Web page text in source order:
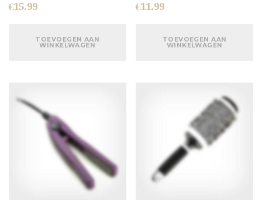
€15.99
TOEVOEGEN AAN
WINKELWAGEN
€11.99
TOEVOEGEN AAN
WINKELWAGEN